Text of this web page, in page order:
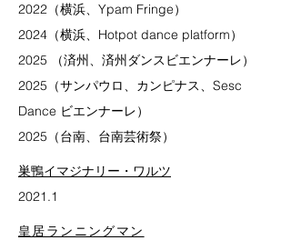
2022（横浜、Ypam Fringe）
2024（横浜、Hotpot dance platform）
2025 （済州、済州ダンスビエンナーレ）
2025（サンパウロ、カンピナス、Sesc
Dance ビエンナーレ）
2025（台南、台南芸術祭）
巣鴨イマジナリー・ワルツ
2021.1
皇居ランニングマン